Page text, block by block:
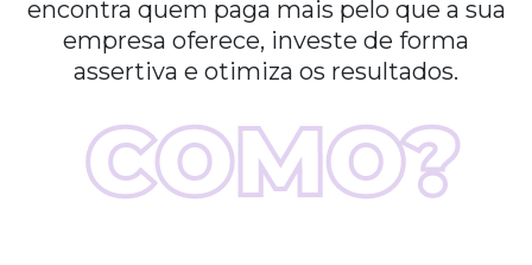
encontra quem paga mais pelo que a sua
empresa oferece, investe de forma
assertiva e otimiza os resultados.